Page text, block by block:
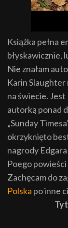
Książka pełna
błyskawicznie,
Nie znałam
Karin
na świecie. Jest
autorką ponad
„Sunday
okrzyknięto
nagrody
Poego
Zachęcam do
Polska po inne